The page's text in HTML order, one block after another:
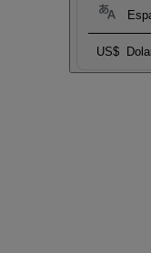
US$